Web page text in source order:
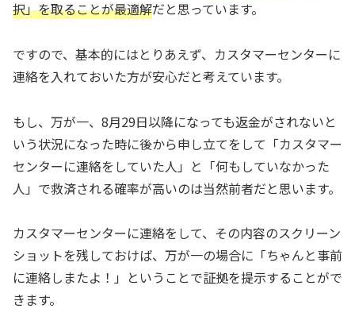
択」を取ることが最適解だと思っています。
ですので、基本的にはとりあえず、カスタマーセンターに
連絡を入れておいた方が安心だと考えています。
もし、万が一、8月29日以降になっても返金がされないと
いう状況になった時に後から申し立てをして「カスタマー
センターに連絡をしていた人」と「何もしていなかった
人」で救済される確率が高いのは当然前者だと思います。
カスタマーセンターに連絡をして、その内容のスクリーン
ショットを残しておけば、万が一の場合に「ちゃんと事前
に連絡しまたよ！」ということで証拠を提示することがで
きます。